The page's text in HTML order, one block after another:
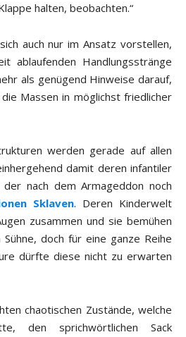
halten, beobachten.“
auch nur im Ansatz vorstellen,
ablaufenden Handlungsstränge
als genügend Hinweise darauf,
Massen in möglichst friedlicher
werden gerade auf allen
damit deren infantiler
nach dem Armageddon noch
Sklaven. Deren Kinderwelt
zusammen und sie bemühen
Sühne, doch für eine ganze Reihe
dürfte diese nicht zu erwarten
chaotischen Zustände, welche
den sprichwörtlichen Sack